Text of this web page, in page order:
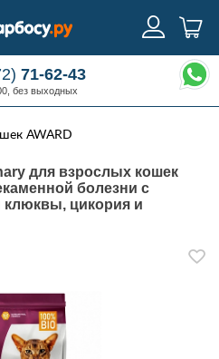
71-62-43
без выходных
AWARD
для взрослых кошек
болезни с
клюквы, цикория и